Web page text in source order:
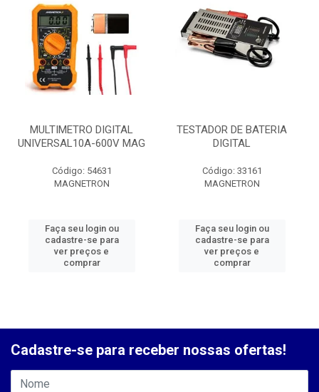
MULTIMETRO DIGITAL
UNIVERSAL10A-600V MAG
Código: 54631
MAGNETRON
Faça seu login ou
cadastre-se para
ver preços e
comprar
TESTADOR DE BATERIA
DIGITAL
Código: 33161
MAGNETRON
Faça seu login ou
cadastre-se para
ver preços e
comprar
Cadastre-se para receber nossas ofertas!